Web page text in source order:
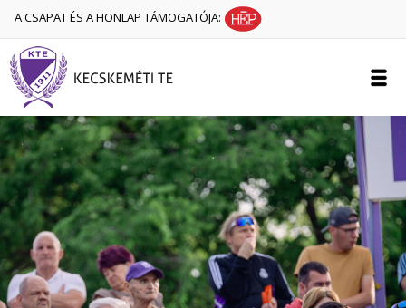
A CSAPAT ÉS A HONLAP TÁMOGATÓJA: